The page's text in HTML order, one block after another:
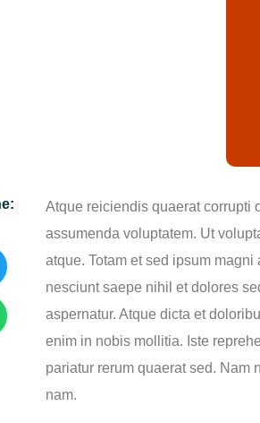
Atque reiciendis quaerat corrupti
assumenda voluptatem. Ut
atque. Totam et sed ipsum
nesciunt saepe nihil et dolores
aspernatur. Atque dicta et
enim in nobis mollitia. Iste
pariatur rerum quaerat sed.
nam.